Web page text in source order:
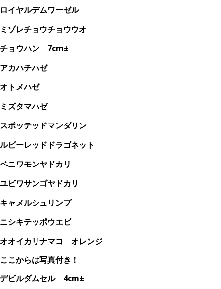
ロイヤルデムワーゼル
ミゾレチョウチョウウオ
チョウハン 7cm±
アカハチハゼ
オトメハゼ
ミズタマハゼ
スポッテッドマンダリン
ルビーレッドドラゴネット
ベニワモンヤドカリ
ユビワサンゴヤドカリ
キャメルシュリンプ
ニシキテッポウエビ
オオイカリナマコ オレンジ
ここからは写真付き！
デビルダムセル 4cm±